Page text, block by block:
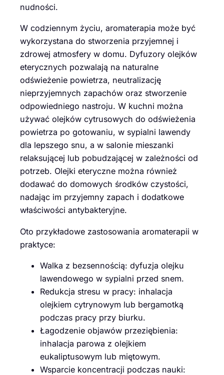
nudności.
W codziennym życiu, aromaterapia może być
wykorzystana do stworzenia przyjemnej i
zdrowej atmosfery w domu. Dyfuzory olejków
eterycznych pozwalają na naturalne
odświeżenie powietrza, neutralizację
nieprzyjemnych zapachów oraz stworzenie
odpowiedniego nastroju. W kuchni można
używać olejków cytrusowych do odświeżenia
powietrza po gotowaniu, w sypialni lawendy
dla lepszego snu, a w salonie mieszanki
relaksującej lub pobudzającej w zależności od
potrzeb. Olejki eteryczne można również
dodawać do domowych środków czystości,
nadając im przyjemny zapach i dodatkowe
właściwości antybakteryjne.
Oto przykładowe zastosowania aromaterapii w
praktyce:
Walka z bezsennością: dyfuzja olejku
lawendowego w sypialni przed snem.
Redukcja stresu w pracy: inhalacja
olejkiem cytrynowym lub bergamotką
podczas pracy przy biurku.
Łagodzenie objawów przeziębienia:
inhalacja parowa z olejkiem
eukaliptusowym lub miętowym.
Wsparcie koncentracji podczas nauki: